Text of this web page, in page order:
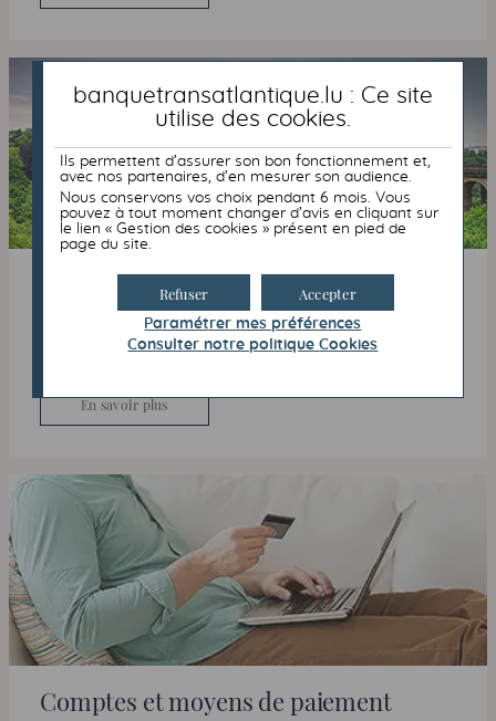
Offre et conditions tarifaires
Retrouvez notre offre et conditions tarifaires des
différents services proposés par la Banque
Transatlantique Luxembourg.
En savoir plus
Comptes et moyens de paiement
banquetransatlantique.lu : Ce site
utilise des cookies
Ils permettent d’assurer son bon fonctionnement et,
avec nos partenaires, d’en mesurer son audience.
Nous conservons vos choix pendant 6 mois. Vous
pouvez à tout moment changer d’avis en cliquant sur
le lien « Gestion des cookies » présent en pied de
page du site.
Accepter
Refuser
Paramétrer mes préférences
Consulter notre politiqueCookies